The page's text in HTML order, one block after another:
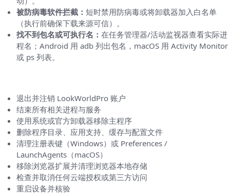
被防病毒软件拦截： 短时禁用防病毒或将卸载器加入白名单
（执行前确保下载来源可信）。
找不到包名或可执行名： 在任务管理器/活动监视器查看实际进
程名；Android 用 adb 列出包名，macOS 用 Activity Monitor
或 ps 列表。
退出并注销 LookWorldPro 账户
结束所有相关进程与服务
使用系统或官方卸载器移除主程序
删除程序目录、应用支持、缓存与配置文件
清理注册表键（Windows）或 Preferences /
LaunchAgents（macOS）
移除浏览器扩展并清理浏览器本地存储
检查并取消任何云端授权或第三方访问
重启设备并核验